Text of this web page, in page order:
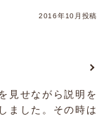
2016年10月投稿
見せながら説明を
ました。その時は